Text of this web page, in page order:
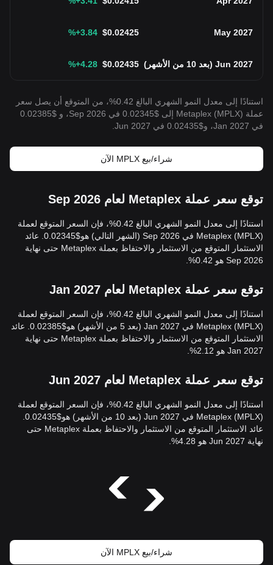
May 2027
$0.02425
+3.84
%
Jun 2027
(بعد 10 من الأشهر )
$0.02435
+4.28
%
استنادًا إلى معدل النمو الشهري البالغ 0.42%، من المتوقع أن يصل سعر
عملة Metaplex (MPLX) إلى $0.02345 في Sep 2026، و $0.02385
في Jan 2027، و$0.02435 في Jun 2027.
شراء/بيع MPLX الآن
توقع سعر عملة Metaplex لعام Sep 2026
استنادًا إلى معدل النمو الشهري البالغ 0.42%، فإن السعر المتوقع لعملة
Metaplex (MPLX) في Sep 2026 (الشهر التالي) هو$0.02345. عائد
الاستثمار المتوقع من الاستثمار والاحتفاظ بعملة Metaplex حتى نهاية
Sep 2026 هو 0.42%.
توقع سعر عملة Metaplex لعام Jan 2027
استنادًا إلى معدل النمو الشهري البالغ 0.42%، فإن السعر المتوقع لعملة
Metaplex (MPLX) في Jan 2027 (بعد 5 من الأشهر) هو$0.02385. عائد
الاستثمار المتوقع من الاستثمار والاحتفاظ بعملة Metaplex حتى نهاية
Jan 2027 هو 2.12%.
توقع سعر عملة Metaplex لعام Jun 2027
استنادًا إلى معدل النمو الشهري البالغ 0.42%، فإن السعر المتوقع لعملة
عائد الاستثمار المتوقع من الاستثمار والاحتفاظ بعملة Metaplex حتى
نهاية Jun 2027 هو 4.28%.
شراء/بيع MPLX الآن